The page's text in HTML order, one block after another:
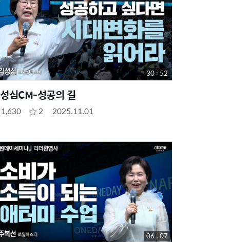
심CM-성공의 길
1,630 2 2025.11.01
30 : 52
06 : 07